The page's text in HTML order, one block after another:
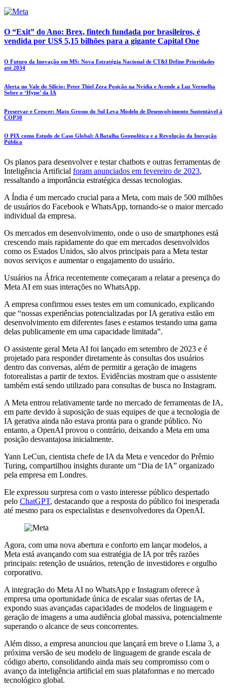
O “Exit” do Ano: Brex, fintech fundada por brasileiros, é
vendida por US$ 5,15 bilhões para a gigante Capital One
O Futuro da Inovação em MS: Nova Estratégia Nacional de CT&I Define Prioridades
até 2034
Alerta no Vale do Silício: Peter Thiel Zera Posição na Nvidia e Acende a Luz Vermelha
Sobre o ‘Hype’ da IA
Preservar e Crescer: Mato Grosso do Sul Leva Modelo de Desenvolvimento Sustentável à
COP30
O PIX como Estudo de Caso Global: A Batalha Geopolítica e a Revolução da Inovação
Pública
Os planos para desenvolver e testar chatbots e outras ferramentas de
Inteligência Artificial foram anunciados em fevereiro de 2023,
ressaltando a importância estratégica dessas tecnologias.
A Índia é um mercado crucial para a Meta, com mais de 500 milhões
de usuários do Facebook e WhatsApp, tornando-se o maior mercado
individual da empresa.
Os mercados em desenvolvimento, onde o uso de smartphones está
crescendo mais rapidamente do que em mercados desenvolvidos
como os Estados Unidos, são alvos principais para a Meta testar
novos serviços e aumentar o engajamento do usuário.
Usuários na África recentemente começaram a relatar a presença do
Meta AI em suas interações no WhatsApp.
A empresa confirmou esses testes em um comunicado, explicando
que “nossas experiências potencializadas por IA gerativa estão em
desenvolvimento em diferentes fases e estamos testando uma gama
delas publicamente em uma capacidade limitada”.
O assistente geral Meta AI foi lançado em setembro de 2023 e é
projetado para responder diretamente às consultas dos usuários
dentro das conversas, além de permitir a geração de imagens
fotorealistas a partir de textos. Evidências mostram que o assistente
também está sendo utilizado para consultas de busca no Instagram.
A Meta entrou relativamente tarde no mercado de ferramentas de IA,
em parte devido à suposição de suas equipes de que a tecnologia de
IA gerativa ainda não estava pronta para o grande público. No
entanto, a OpenAI provou o contrário, deixando a Meta em uma
posição desvantajosa inicialmente.
Yann LeCun, cientista chefe de IA da Meta e vencedor do Prêmio
Turing, compartilhou insights durante um “Dia de IA” organizado
pela empresa em Londres.
Ele expressou surpresa com o vasto interesse público despertado
pelo ChatGPT, destacando que a resposta do público foi inesperada
até mesmo para os especialistas e desenvolvedores da OpenAI.
Agora, com uma nova abertura e conforto em lançar modelos, a
Meta está avançando com sua estratégia de IA por três razões
principais: retenção de usuários, retenção de investidores e orgulho
corporativo.
A integração do Meta AI no WhatsApp e Instagram oferece à
empresa uma oportunidade única de escalar suas ofertas de IA,
expondo suas avançadas capacidades de modelos de linguagem e
geração de imagens a uma audiência global massiva, potencialmente
superando o alcance de seus concorrentes.
Além disso, a empresa anunciou que lançará em breve o Llama 3, a
próxima versão de seu modelo de linguagem de grande escala de
código aberto, consolidando ainda mais seu compromisso com o
avanço da inteligência artificial em suas plataformas e no mercado
tecnológico global.